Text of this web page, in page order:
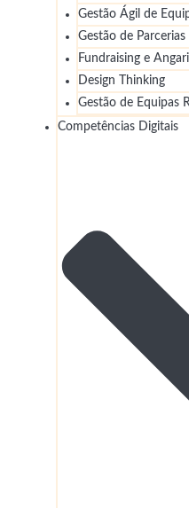
Gestão Ágil de
Gestão de Parcerias
Fundraising e
Design Thinking
Gestão de Equipas
Competências Digitais